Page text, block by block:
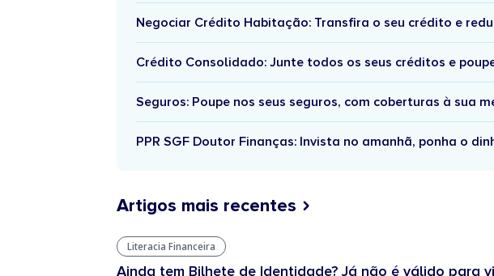
Negociar Crédito Habitação: Transfira o seu crédito e
Crédito Consolidado: Junte todos os seus créditos e
Seguros: Poupe nos seus seguros, com coberturas à sua
PPR SGF Doutor Finanças: Invista no amanhã, ponha o
Artigos mais recentes
Literacia Financeira
Ainda tem Bilhete de Identidade? Já não é válido para